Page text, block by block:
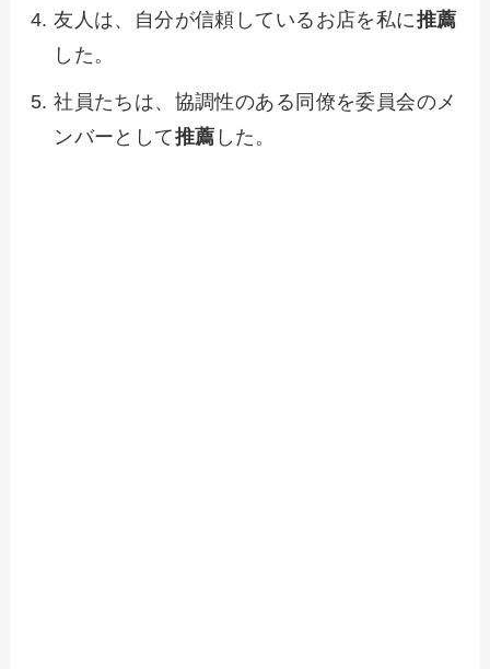
友人は、自分が信頼しているお店を私に推薦
した。
社員たちは、協調性のある同僚を委員会のメ
ンバーとして推薦 した。